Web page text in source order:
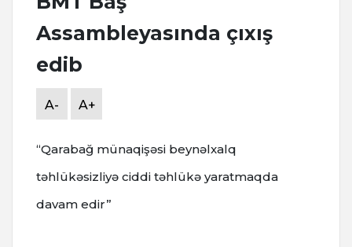
Assambleyasında çıxış
edib
A- A+
“Qarabağ münaqişəsi beynəlxalq
təhlükəsizliyə ciddi təhlükə yaratmaqda
davam edir”